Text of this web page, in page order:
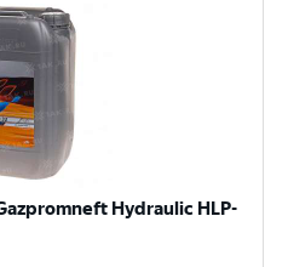
Hydraulic HLP-